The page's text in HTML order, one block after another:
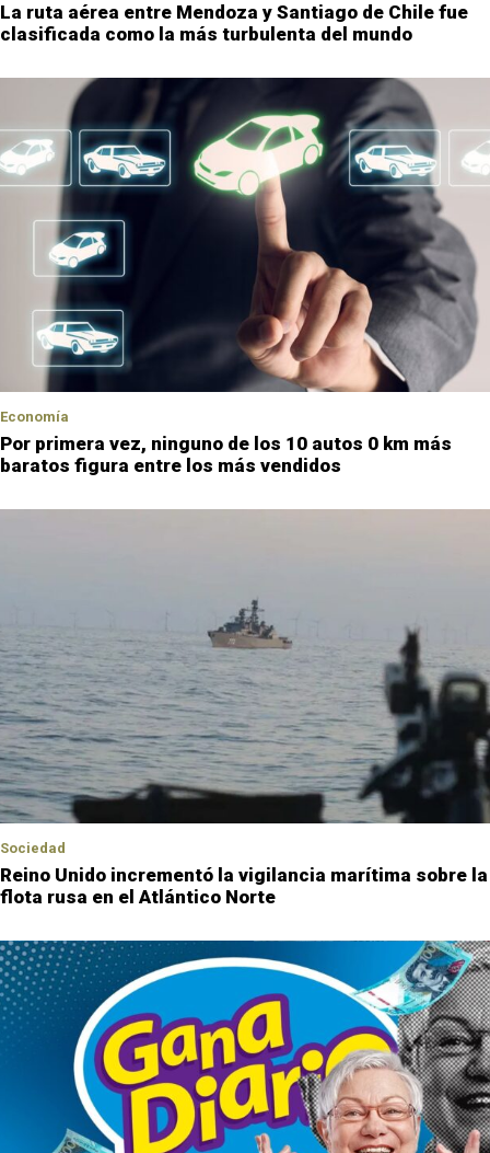
La ruta aérea entre Mendoza y Santiago de Chile fue
clasificada como la más turbulenta del mundo
Economía
Por primera vez, ninguno de los 10 autos 0 km más
baratos figura entre los más vendidos
Sociedad
Reino Unido incrementó la vigilancia marítima sobre la
flota rusa en el Atlántico Norte